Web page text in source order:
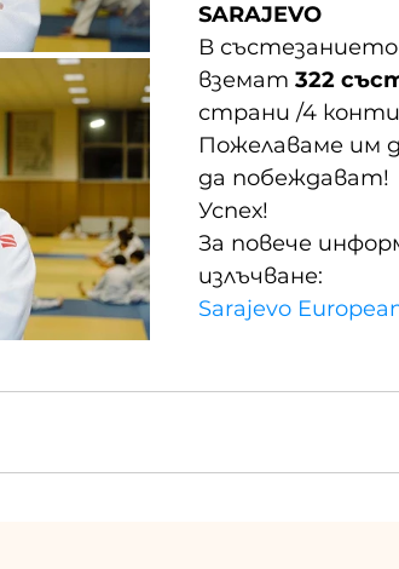
SARAJEVO
В
вземат 322
страни /4
Пожелаваме им
да побеждават!
Успех!
За повече
излъчване:
Sarajevo